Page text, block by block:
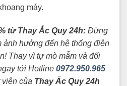
máy.
từ Thay Ắc Quy 24h: Đừng
ảnh hưởng đến hệ thống điện
Thay vì tự mò mẫm và đối
tới Hotline 0972.950.965
viên của Thay Ắc Quy 24h